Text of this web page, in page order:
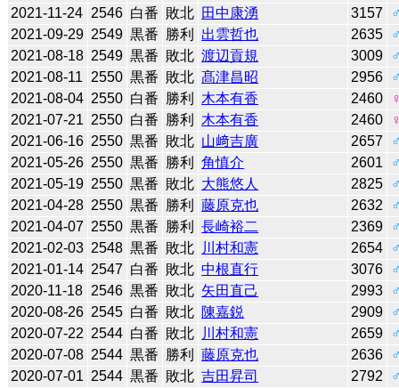
2021-11-24 2546 白番 敗北 田中康湧 3157
2021-09-29 2549 黒番 勝利 出雲哲也 2635
2021-08-18 2549 黒番 敗北 渡辺貢規 3009
2021-08-11
2550 黒番 敗北 髙津昌昭 2956
2021-08-04 2550 白番 勝利 木本有香 2460
2021-07-21 2550 白番 勝利 木本有香 2460
2021-06-16 2550 黒番 敗北 山﨑吉廣 2657
2021-05-26 2550 黒番 勝利 角慎介 2601
2021-05-19 2550 黒番 敗北 大熊悠人 2825
2021-04-28 2550 黒番 勝利 藤原克也 2632
2021-04-07 2550 黒番 勝利 長崎裕二 2369
2021-02-03 2548 黒番 敗北 川村和憲 2654
2021-01-14 2547 白番 敗北 中根直行 3076
2020-11-18 2546 黒番 敗北 矢田直己 2993
2020-08-26 2545 白番 敗北 陳嘉鋭 2909
2020-07-22 2544 白番 敗北 川村和憲 2659
2020-07-08 2544 黒番 勝利 藤原克也 2636
2020-07-01 2544 黒番 敗北 吉田昇司 2792